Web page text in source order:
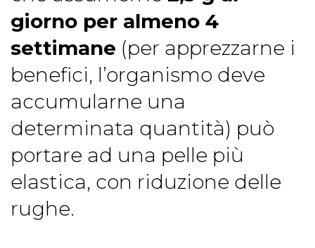
giorno per almeno 4
settimane (per apprezzarne i
benefici, l’organismo deve
accumularne una
determinata quantità) può
portare ad una pelle più
elastica, con riduzione delle
rughe.